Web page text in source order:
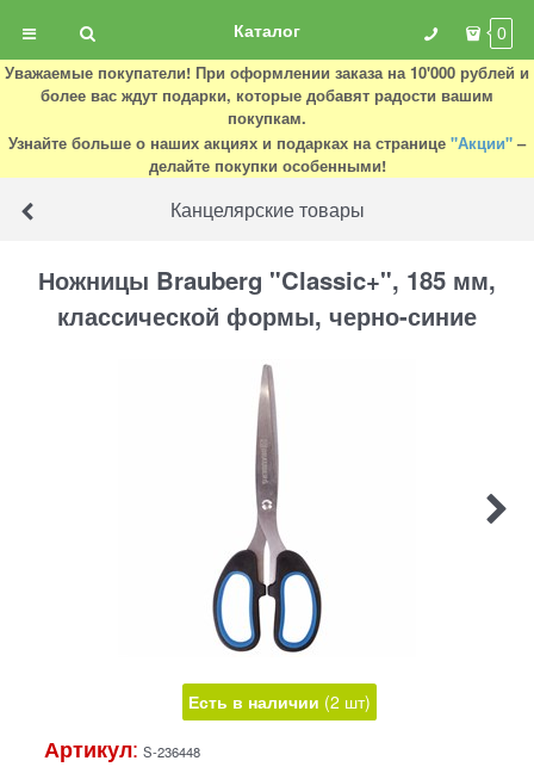
Каталог 0
Уважаемые покупатели! При оформлении заказа на 10'000 рублей и
более вас ждут подарки, которые добавят радости вашим
покупкам.
Узнайте больше о наших акциях и подарках на странице "Акции" –
делайте покупки особенными!
Канцелярские товары
Ножницы Brauberg "Classic+", 185 мм,
классической формы, черно-синие
Есть в наличии (2 шт)
Артикул: S-236448